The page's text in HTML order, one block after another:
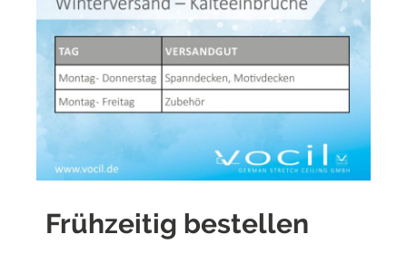
Frühzeitig bestellen